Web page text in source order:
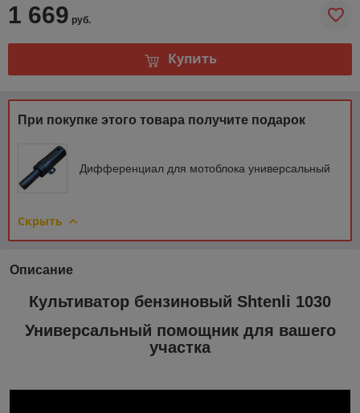
1 669 руб.
Купить
При покупке этого товара получите подарок
Дифференциал для мотоблока универсальный
Скрыть
Описание
Культиватор бензиновый Shtenli 1030
Универсальный помощник для вашего
участка